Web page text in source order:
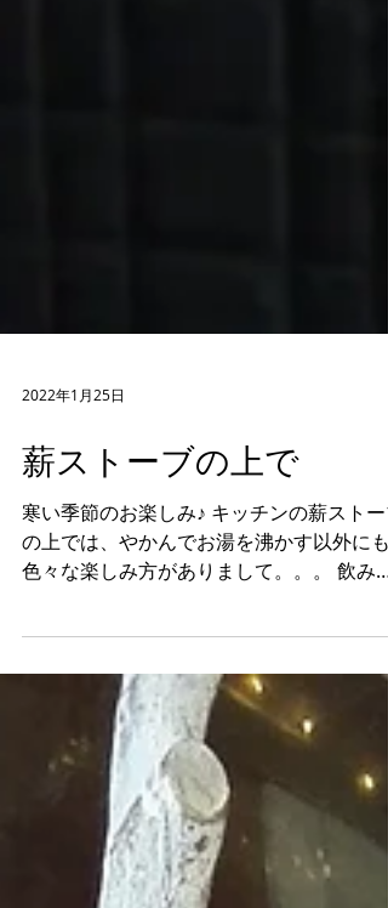
2022年1月25日
薪ストーブの上で
寒い季節のお楽しみ♪ キッチンの薪ストー
が入っているマグカップやティーポットを
薪ストーブの上に置きながら、近くで家事
したり、仕事したり。 飲み物がいつも冷め
ずに、あったか～い。...